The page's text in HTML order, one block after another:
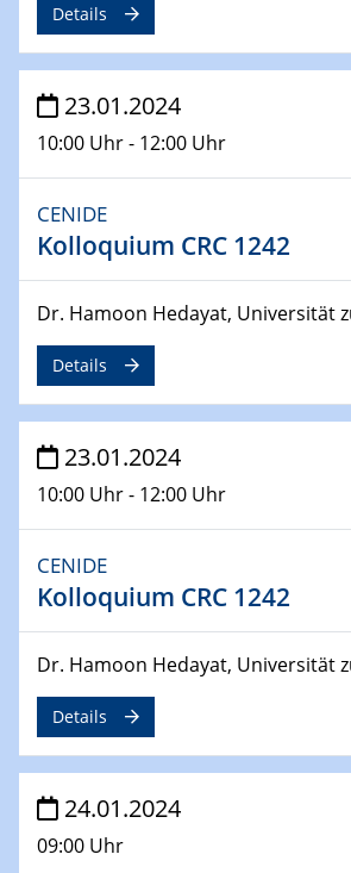
06.03.2024
Dynamics of sessile drops in
ZBT
Liquid Organic Hydrogen
ZBT
14.03.2024
Microscope Techniques in
Research
From Micro to Nano Analysis
04.04.2024
CENIDE & WIN Seminar
MATURE
Speaker: Jonathan Coleman (Trinity
Kooperationsseminar |
Brennstoffzellen
Ben Gurion University
25.04.2024
CENIDE & WIN Seminar
Speaker: Albert Dato (Harvey Mudd
Details
23.01.2024
10:00 Uhr - 12:00 Uhr
CENIDE
Kolloquium CRC 1242
Dr. Hamoon Hedayat, Universität
Details
23.01.2024
10:00 Uhr - 12:00 Uhr
CENIDE
Kolloquium CRC 1242
Dr. Hamoon Hedayat, Universität
Details
24.01.2024
09:00 Uhr